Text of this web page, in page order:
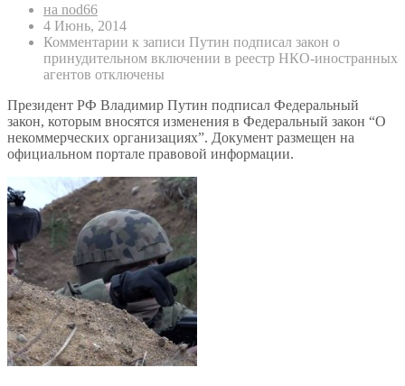
на nod66
4 Июнь, 2014
Комментарии к записи Путин подписал закон о
принудительном включении в реестр НКО-иностранных
агентов отключены
Президент РФ Владимир Путин подписал Федеральный
закон, которым вносятся изменения в Федеральный закон “О
некоммерческих организациях”. Документ размещен на
официальном портале правовой информации.